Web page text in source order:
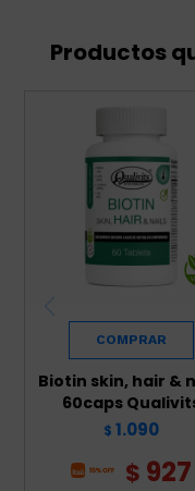
Productos
Biotin skin, hair &
60caps
$ 1.090
$ 927